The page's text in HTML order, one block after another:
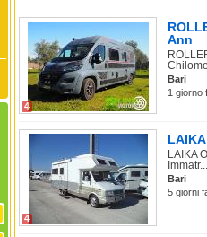
4
Ann
Bari
1 giorno
4
LAIKA
Immatr...
Bari
5 giorni